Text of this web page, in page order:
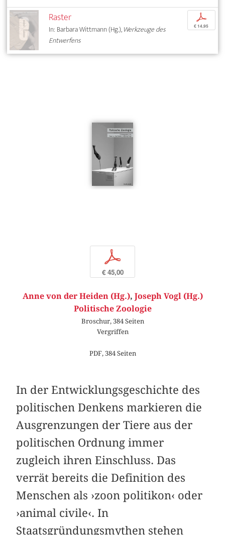
Raster
In: Barbara Wittmann (Hg.),Werkzeuge des
Entwerfens
p
€ 14,95
p
€ 45,00
Anne von der Heiden (Hg.), Joseph Vogl (Hg.)
Politische Zoologie
Broschur, 384 Seiten
Vergriffen
PDF, 384 Seiten
In der Entwicklungsgeschichte des
politischen Denkens markieren die
Ausgrenzungen der Tiere aus der
politischen Ordnung immer
zugleich ihren Einschluss. Das
verrät bereits die Definition des
Menschen als ›zoon politikon‹ oder
›animal civile‹. In
Staatsgründungsmythen stehen